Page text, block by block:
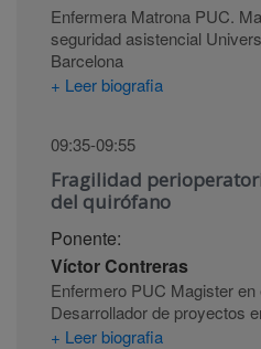
Enfermera Matrona PUC.
seguridad asistencial
Barcelona
+ Leer biografia
09:35-09:55
Fragilidad
del quirófano
Ponente:
Víctor Contreras
Enfermero PUC Magister
Desarrollador de proyectos
+ Leer biografia